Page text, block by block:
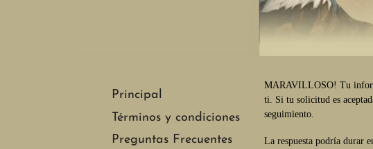
Principal
Términos y condiciones
Preguntas Frecuentes
MARAVILLOSO! Tu
ti. Si tu solicitud es
seguimiento.
La respuesta podría durar